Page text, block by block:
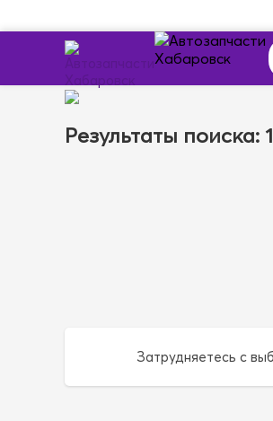
Результаты поиска:
Затрудняетесь с